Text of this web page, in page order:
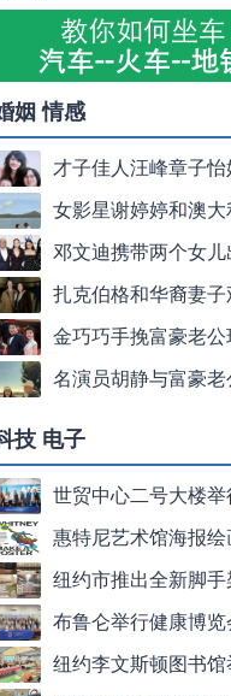
姻 情感
才子佳人汪峰章子
女影星谢婷婷和澳
邓文迪携带两个女
扎克伯格和华裔妻
金巧巧手挽富豪老
名演员胡静与富豪
技 电子